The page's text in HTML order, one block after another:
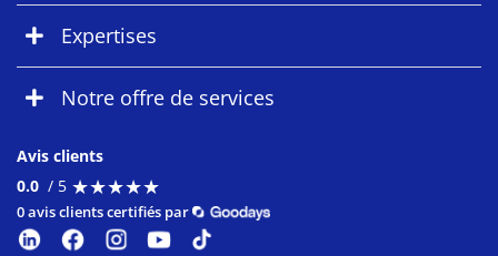
Expertises
Notre offre de services
Avis clients
0.0 / 5 ★★★★★
★★★★★
0 avis clients certifiés par